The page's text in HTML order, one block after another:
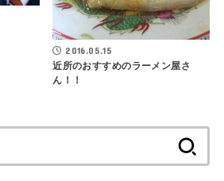
2016.05.15
近所のおすすめのラーメン屋さ
ん！！
索: